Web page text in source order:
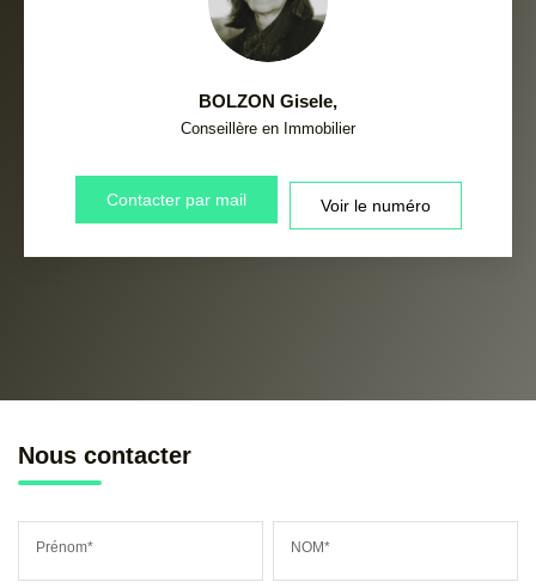
BOLZON Gisele,
Conseillère en Immobilier
Contacter par mail Voir le numéro
Nous contacter
Prénom* NOM*